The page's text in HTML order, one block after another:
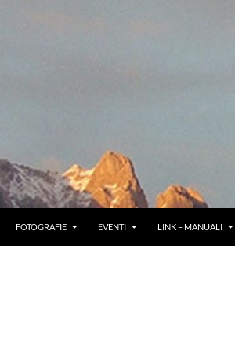
FOTOGRAFIE EVENTI LINK – MANUALI